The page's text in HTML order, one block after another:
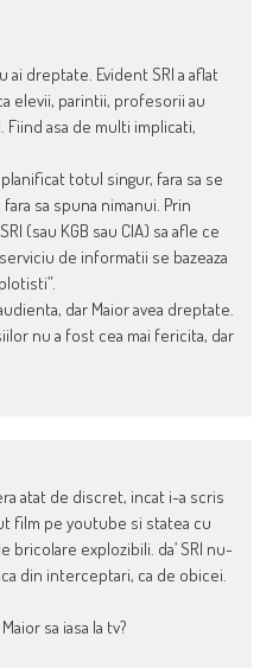
ai dreptate. Evident SRI a aflat
elevii, parintii, profesorii au
asa de multi implicati,
totul singur, fara sa se
sa spuna nimanui. Prin
(sau KGB sau CIA) sa afle ce
de informatii se bazeaza
dar Maior avea dreptate.
nu a fost cea mai fericita, dar
atat de discret, incat i-a scris
film pe youtube si statea cu
explozibili. da’ SRI nu-
din interceptari, ca de obicei.
sa iasa la tv?